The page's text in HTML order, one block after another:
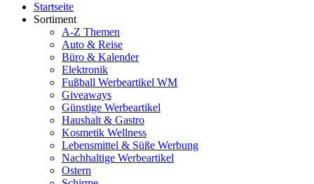
Startseite
Sortiment
A-Z Themen
Auto & Reise
Büro & Kalender
Elektronik
Fußball Werbeartikel WM
Giveaways
Günstige Werbeartikel
Haushalt & Gastro
Kosmetik Wellness
Lebensmittel & Süße Werbung
Nachhaltige Werbeartikel
Ostern